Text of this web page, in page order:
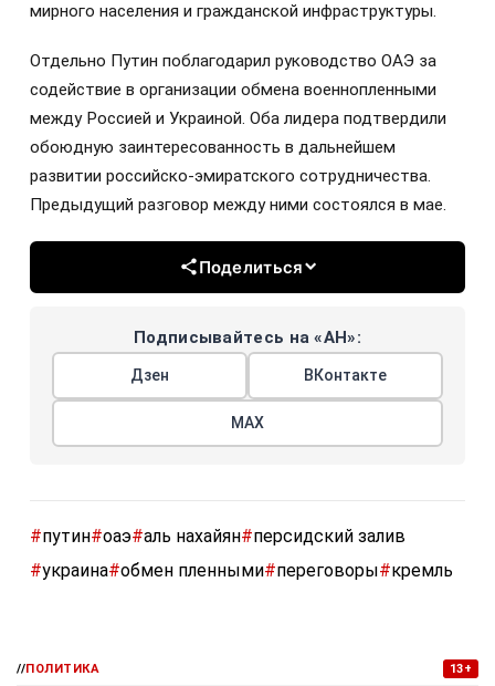
мирного населения и гражданской инфраструктуры.
Отдельно Путин поблагодарил руководство ОАЭ за
содействие в организации обмена военнопленными
между Россией и Украиной. Оба лидера подтвердили
обоюдную заинтересованность в дальнейшем
развитии российско-эмиратского сотрудничества.
Предыдущий разговор между ними состоялся в мае.
Поделиться
Подписывайтесь на «АН»:
Дзен ВКонтакте
МАХ
#путин#оаэ#аль нахайян#персидский залив
#украина#обмен пленными#переговоры#кремль
//ПОЛИТИКА 13+